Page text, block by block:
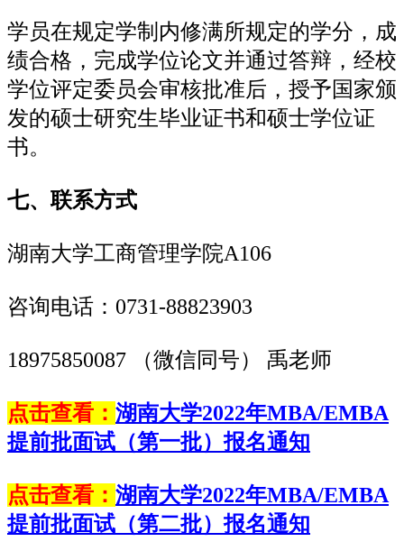
学员在规定学制内修满所规定的学分，成
绩合格，完成学位论文并通过答辩，经校
学位评定委员会审核批准后，授予国家颁
发的硕士研究生毕业证书和硕士学位证
书。
七、联系方式
湖南大学工商管理学院A106
咨询电话：0731-88823903
18975850087 （微信同号） 禹老师
点击查看： 湖南大学2022年MBA/EMBA
提前批面试（第一批）报名通知
点击查看： 湖南大学2022年MBA/EMBA
提前批面试（第二批）报名通知